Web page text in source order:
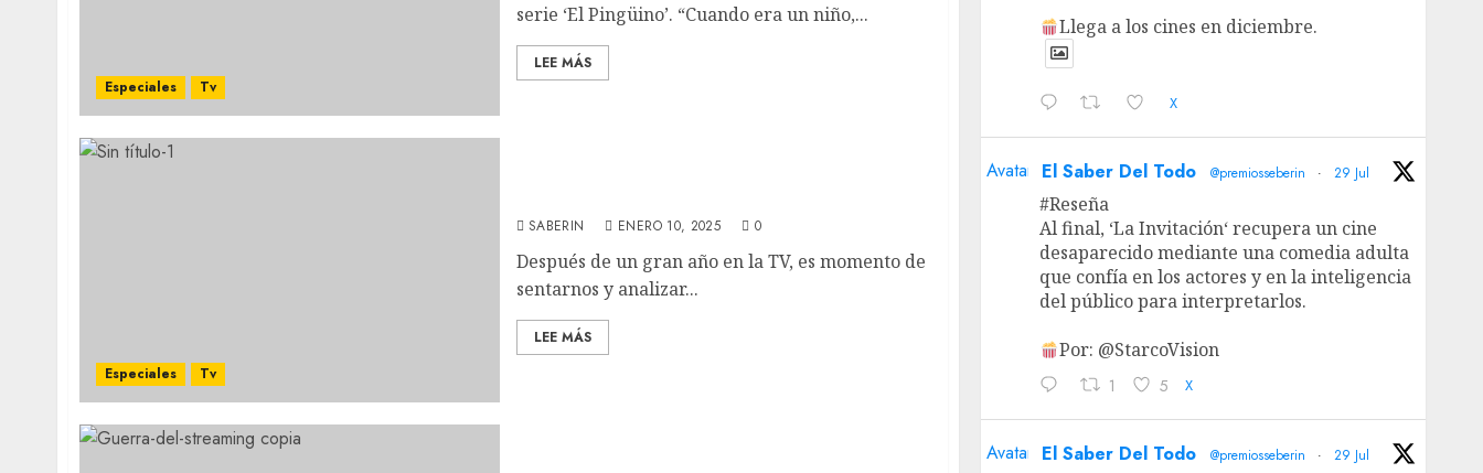
Especiales Tv
serie ‘El Pingüino’. “Cuando era un niño,...
LEE MÁS
Especiales Tv
SABERIN ENERO 10, 2025 0
Después de un gran año en la TV, es momento de
sentarnos y analizar...
LEE MÁS
Llega a los cines en diciembre.
X
Avatar El Saber Del Todo @premiosseberin · 29 Jul
#Reseña
Al final, ‘La Invitación‘ recupera un cine
desaparecido mediante una comedia adulta
que confía en los actores y en la inteligencia
del público para interpretarlos.
Por: @StarcoVision
1 5 X
Avatar El Saber Del Todo @premiosseberin · 29 Jul